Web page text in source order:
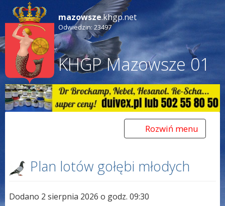
mazowsze.khgp.net
Odwiedzin: 23497
KHGP Mazowsze 01
Toggle
navigation
Rozwiń menu
Plan lotów gołębi młodych
Dodano 2 sierpnia 2026 o godz. 09:30